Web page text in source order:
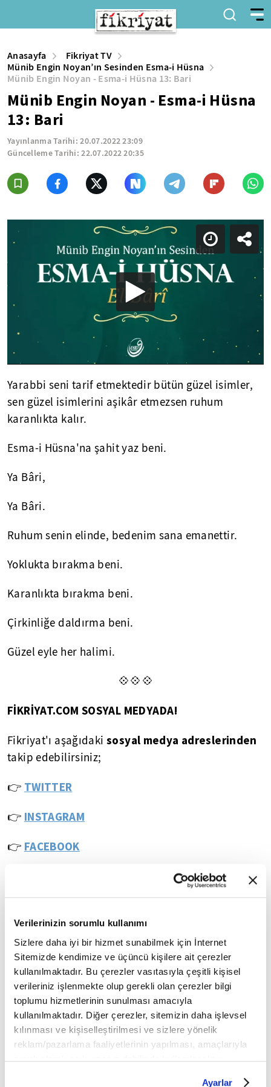
Verilerinizin sorumlu kullanımı
Sizlere daha iyi bir hizmet sunabilmek için İnternet
Sitemizde kendimize ve üçüncü kişilere ait çerezler
kullanılmaktadır. Bu çerezler vasıtasıyla çeşitli kişisel
verileriniz işlenmekte olup gerekli olan çerezler bilgi
toplumu hizmetlerinin sunulması amacıyla
kullanılmaktadır. Diğer çerezler, sitemizin daha işlevsel
kılınması ve kişiselleştirilmesi ve sizlere yönelik
reklam/pazarlama faaliyetlerinin yapılması, amaçlarıyla
sınırlı olarak açık rızanız dahilinde kullanılacaktır.
Ayarlar
Anasayfa
Fikriyat TV
Münib Engin Noyan’ın Sesinden Esma-i Hüsna
Münib Engin Noyan - Esma-i Hüsna 13: Bari
Münib Engin Noyan - Esma-i Hüsna
13: Bari
Yayınlanma Tarihi:20.07.2022 23:09
Güncelleme Tarihi:22.07.2022 20:35
Yarabbi seni tarif etmektedir bütün güzel isimler,
sen güzel isimlerini aşikâr etmezsen ruhum
karanlıkta kalır.
Esma-i Hüsna'na şahit yaz beni.
Ya Bâri,
Ya Bâri.
Ruhum senin elinde, bedenim sana emanettir.
Yoklukta bırakma beni.
Karanlıkta bırakma beni.
Çirkinliğe daldırma beni.
Güzel eyle her halimi.
💠💠💠
FİKRİYAT.COM SOSYAL MEDYADA!
Fikriyat'ı aşağıdaki sosyal medya adreslerinden
takip edebilirsiniz;
👉 TWITTER
👉 INSTAGRAM
👉 FACEBOOK
indirebilirsiniz.
Görüş ve önerileriniz için bizlere ulaşabileceğiniz
e-posta adresimiz:
fikriyat@fikriyat.com.tr
İLGİNİZİ ÇEKEBİLECEK DİĞER PROGRAMLAR